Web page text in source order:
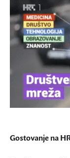
Gostovanje na